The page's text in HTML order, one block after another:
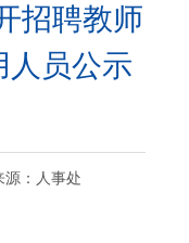
招聘教师
人员公示
：人事处